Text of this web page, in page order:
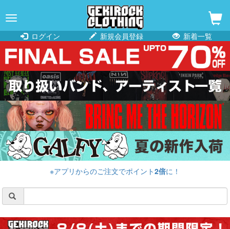
navigation
ログイン
新規会員登録 新着一覧
※アプリからのご注文でポイント2倍に！